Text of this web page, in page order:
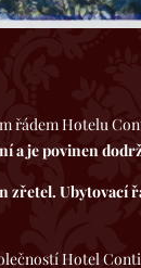
řádem Hotelu
a je povinen
zřetel. Ubytovací
Hotel